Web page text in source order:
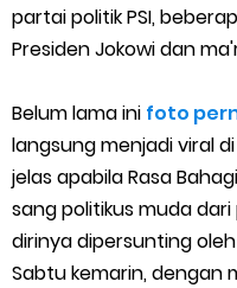
Penyebab dan Cara
Cara Menggunakan
5 Cara Top Up
5 Biaya Potongan
partai politik PSI,
Presiden Jokowi dan
Belum lama ini foto
langsung menjadi viral
jelas apabila Rasa
sang politikus muda
dirinya dipersunting
Sabtu kemarin, dengan